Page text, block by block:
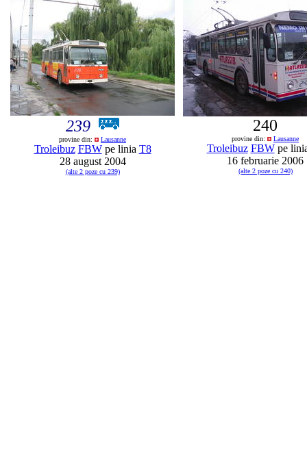
239
provine din: Lausanne
Troleibuz FBWpe linia T8
28 august 2004
(alte 2 poze cu 239)
240
provine din: Lausanne
Troleibuz FBWpe
16 februarie 2006
(alte 2 poze cu 240)